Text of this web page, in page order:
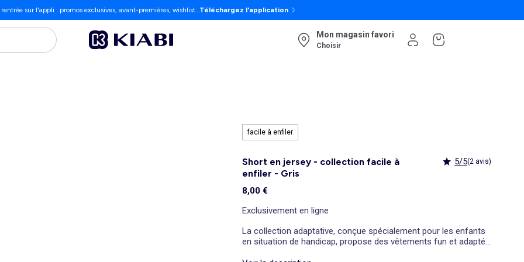
rentrée sur l'appli : promos exclusives, avant-premières, wishlist…Téléchargez l'application
Mon magasin favori
Choisir
facile à enfiler
Short en jersey - collection facile à
enfiler - Gris
5/5(2 avis)
8,00 €
Exclusivement en ligne
La collection adaptative, conçue spécialement pour les enfants
en situation de handicap, propose des vêtements fun et adaptés